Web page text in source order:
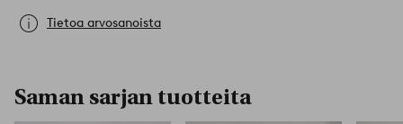
Tietoa arvosanoista
Saman sarjan tuotteita